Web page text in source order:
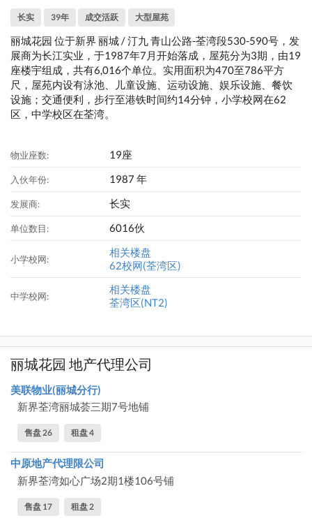
长实 39年 成交活跃 大型屋苑
丽城花园 位于新界 丽城 / 汀九 青山公路-荃湾段530-590号，发
展商为长江实业，于1987年7月开始落成，屋苑分为3期，由19
座楼宇组成，共有6,016个单位。实用面积为470至786平方
尺，屋苑内设有泳池、儿童设施、运动设施、娱乐设施、餐饮
设施；交通便利，步行至港铁时间约14分钟，小学校网在62
区，中学校区在荃湾。
物业座数: 19座
入伙年份: 1987 年
发展商: 长实
单位数目: 6016伙
小学校网:
相关楼盘
62校网(荃湾区)
中学校网:
相关楼盘
荃湾区(NT2)
丽城花园 地产代理公司
美联物业(丽城分行)
新界荃湾丽城荟三期7号地铺
售盘 26 租盘 4
中原地产代理限公司
新界荃湾如心广场2期1楼106号铺
售盘 17 租盘 2